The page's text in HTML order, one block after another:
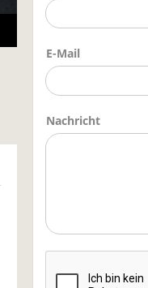
E-Mail
Nachricht